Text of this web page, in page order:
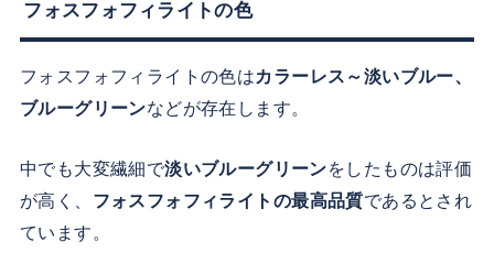
フォスフォフィライトの色
フォスフォフィライトの色はカラーレス～淡いブルー、
ブルーグリーンなどが存在します。
中でも大変繊細で淡いブルーグリーンをしたものは評価
が高く、 フォスフォフィライトの最高品質であるとされ
ています。